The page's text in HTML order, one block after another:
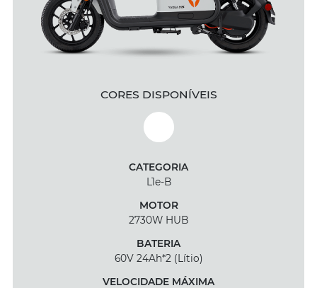
CORES DISPONÍVEIS
CATEGORIA
L1e-B
MOTOR
2730W HUB
BATERIA
60V 24Ah*2 (Lítio)
VELOCIDADE MÁXIMA